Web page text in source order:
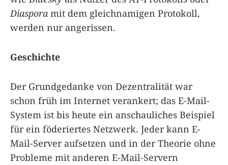
Diaspora mit dem gleichnamigen Protokoll,
werden nur angerissen.
Geschichte
Der Grundgedanke von Dezentralität war
schon früh im Internet verankert; das E-Mail-
System ist bis heute ein anschauliches Beispiel
für ein föderiertes Netzwerk. Jeder kann E-
Mail-Server aufsetzen und in der Theorie ohne
Probleme mit anderen E-Mail-Servern